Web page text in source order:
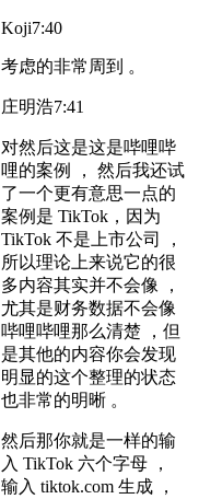
Koji7:40
考虑的非常周到 。
庄明浩7:41
对然后这是这是哔哩哔
哩的案例 ， 然后我还试
了一个更有意思一点的
案例是 TikTok，因为
TikTok 不是上市公司 ，
所以理论上来说它的很
多内容其实并不会像 ，
尤其是财务数据不会像
哔哩哔哩那么清楚 ，但
是其他的内容你会发现
明显的这个整理的状态
也非常的明晰 。
然后那你就是一样的输
入 TikTok 六个字母 ，
输入 tiktok.com 生成 ，